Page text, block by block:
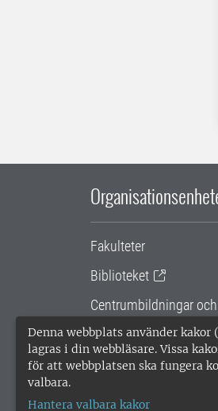
Denna webbplats använder kakor
lagras i din webbläsare. Vissa
för att webbplatsen ska fungera
valbara.
Hantera valbara kakor
Fakulteter
Biblioteket
Centrumbildningar och
samarbetsprojekt
Gemensamma